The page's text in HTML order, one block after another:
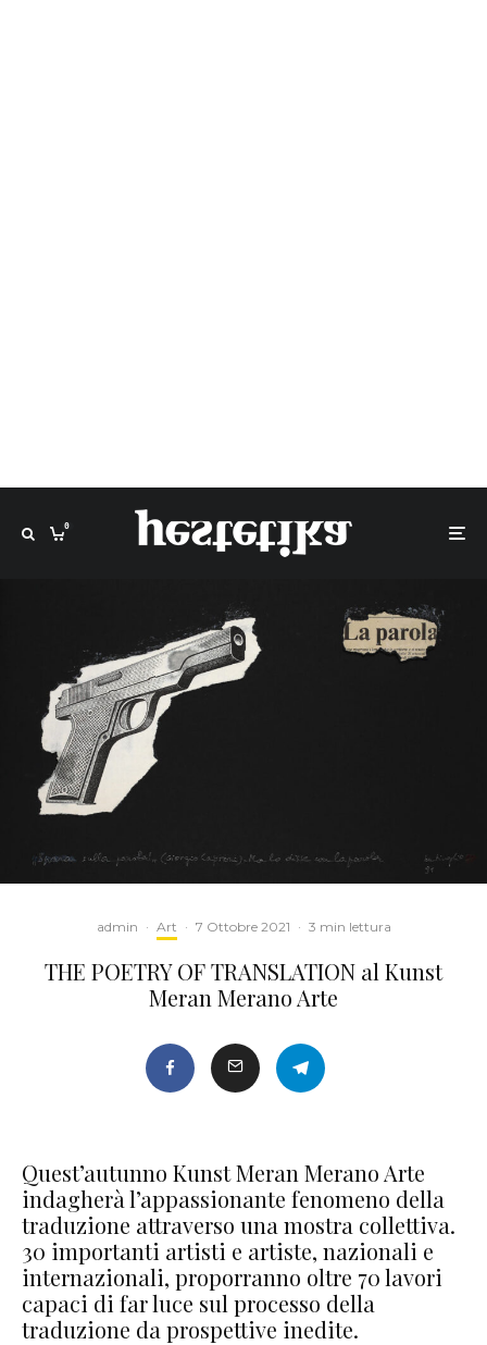
0
admin · Art · 7 Ottobre 2021 · 3 min lettura
THE POETRY OF TRANSLATION al Kunst
Meran Merano Arte
Quest’autunno Kunst Meran Merano Arte
indagherà l’appassionante fenomeno della
traduzione attraverso una mostra collettiva.
30 importanti artisti e artiste, nazionali e
internazionali, proporranno oltre 70 lavori
capaci di far luce sul processo della
traduzione da prospettive inedite.